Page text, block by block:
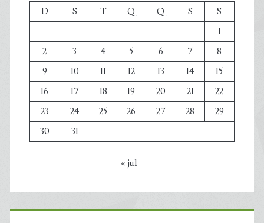
D
S T Q Q S
S
1
2
3 4 5 6 7
8
9
10 11 12 13 14
15
16
17 18 19 20 21
22
23
24 25 26 27 28
29
30
31
« jul